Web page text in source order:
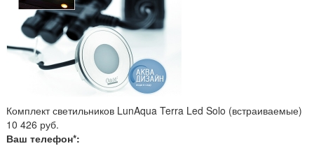
Комплект светильников LunAqua Terra Led Solo (встраиваемые)
10 426 руб.
Ваш телефон*: